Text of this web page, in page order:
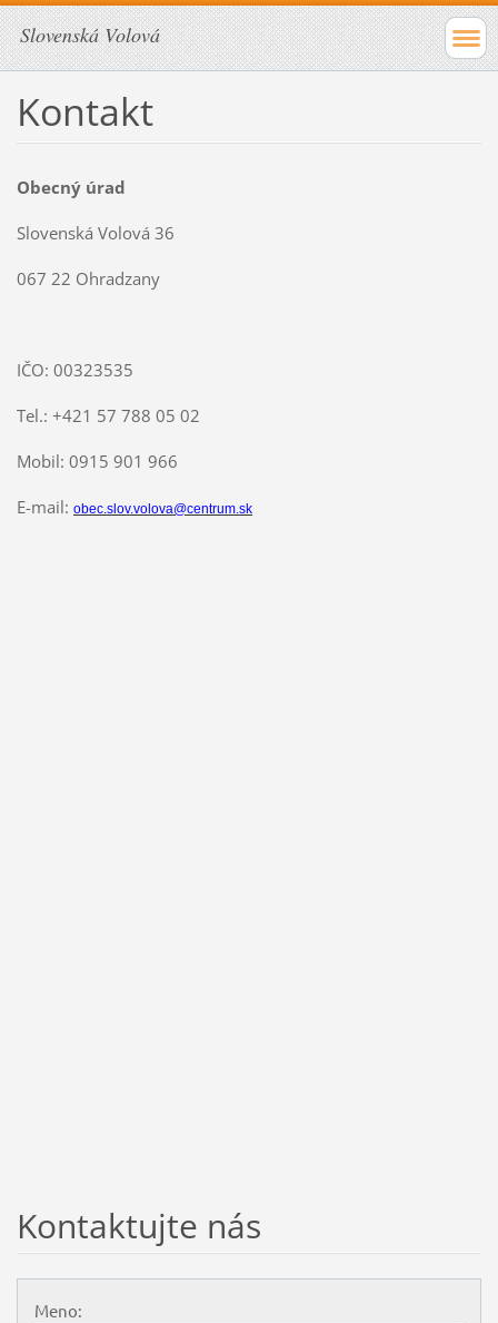
Slovenská Volová
Kontakt
Obecný úrad
Slovenská Volová 36
067 22 Ohradzany
IČO: 00323535
Tel.: +421 57 788 05 02
Mobil: 0915 901 966
E-mail: obec.slov.volova@centrum.sk
Kontaktujte nás
Meno: